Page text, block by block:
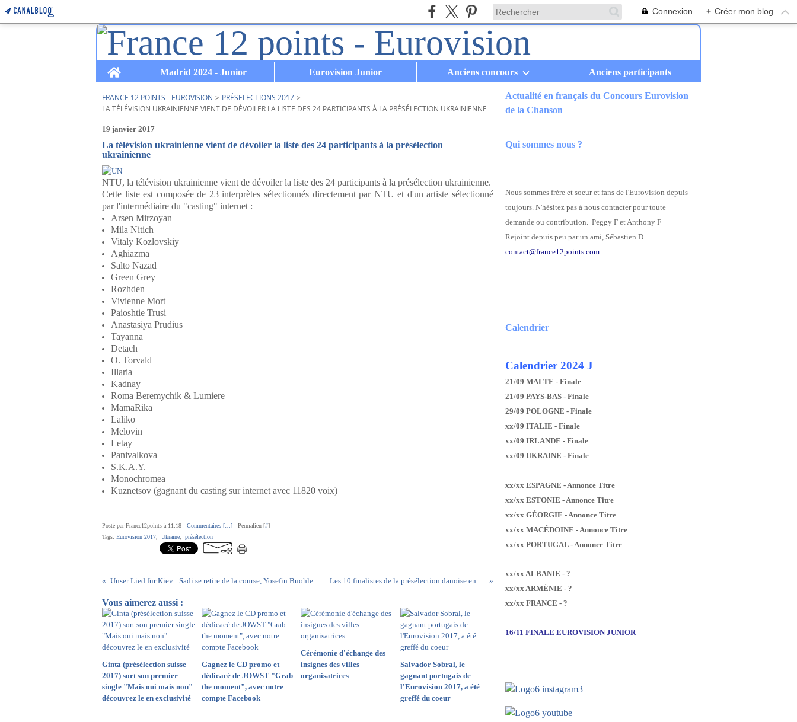
Connexion + Créer mon blog
Home
Madrid 2024 - Junior Eurovision Junior Anciens concours Anciens participants
FRANCE 12 POINTS - EUROVISION > PRÉSELECTIONS 2017 >
LA TÉLÉVISION UKRAINIENNE VIENT DE DÉVOILER LA LISTE DES 24 PARTICIPANTS À LA PRÉSÉLECTION UKRAINIENNE
19 janvier 2017
La télévision ukrainienne vient de dévoiler la liste des 24 participants à la présélection
ukrainienne
NTU, la télévision ukrainienne vient de dévoiler la liste des 24 participants à la présélection ukrainienne.
Cette liste est composée de 23 interprètes sélectionnés directement par NTU et d'un artiste sélectionné
par l'intermédiaire du "casting" internet :
Arsen Mirzoyan
Mila Nitich
Vitaly Kozlovskiy
Aghiazma
Salto Nazad
Green Grey
Rozhden
Vivienne Mort
Paioshtie Trusi
Anastasiya Prudius
Tayanna
Detach
O. Torvald
Illaria
Kadnay
Roma Beremychik & Lumiere
MamaRika
Laliko
Melovin
Letay
Panivalkova
S.K.A.Y.
Monochromea
Kuznetsov (gagnant du casting sur internet avec 11820 voix)
Posté par France12points à 11:18 - Commentaires [ ] - Permalien [#]
Tags: Eurovision 2017 Ukraine présélection
Unser Lied für Kiev : Sadi se retire de la course, Yosefin Buohler la remplace Les 10 finalistes de la présélection danoise enfin révélés
Vous aimerez aussi :
Ginta (présélection suisse
2017) sort son premier
single "Mais oui mais non"
découvrez le en exclusivité
Gagnez le CD promo et
dédicacé de JOWST "Grab
the moment", avec notre
compte Facebook
Cérémonie d'échange des
insignes des villes
organisatrices
Salvador Sobral, le
gagnant portugais de
l'Eurovision 2017, a été
greffé du coeur
Actualité en français du Concours Eurovision
de la Chanson
Qui sommes nous ?
Nous sommes frère et soeur et fans de l'Eurovision depuis
toujours. N'hésitez pas à nous contacter pour toute
demande ou contribution. Peggy F et Anthony F
Rejoint depuis peu par un ami, Sébastien D.
contact@france12points.com
Calendrier
Calendrier 2024 J
21/09 MALTE - Finale
21/09 PAYS-BAS - Finale
29/09 POLOGNE - Finale
xx/09 ITALIE - Finale
xx/09 IRLANDE - Finale
xx/09 UKRAINE - Finale
xx/xx ESPAGNE - Annonce Titre
xx/xx ESTONIE - Annonce Titre
xx/xx GÉORGIE - Annonce Titre
xx/xx MACÉDOINE - Annonce Titre
xx/xx PORTUGAL - Annonce Titre
xx/xx ALBANIE - ?
xx/xx ARMÉNIE - ?
xx/xx FRANCE - ?
16/11 FINALE EUROVISION JUNIOR